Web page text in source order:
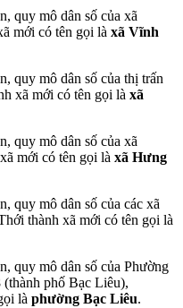
quy mô dân số của xã
mới có tên gọi là xã Vĩnh
quy mô dân số của thị trấn
xã mới có tên gọi là xã
quy mô dân số của xã
mới có tên gọi là xã Hưng
quy mô dân số của các xã
thành xã mới có tên gọi là
quy mô dân số của Phường
phố Bạc Liêu),
là phường Bạc Liêu.